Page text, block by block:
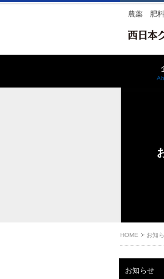
農薬 肥
HOME お知
お知らせ